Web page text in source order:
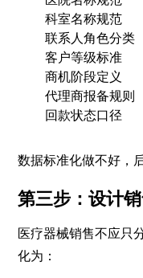
科室名称规范
联系人角色分类
客户等级标准
商机阶段定义
代理商报备规则
回款状态口径
数据标准化做不好，
第三步：设计
医疗器械销售不应只
化为：